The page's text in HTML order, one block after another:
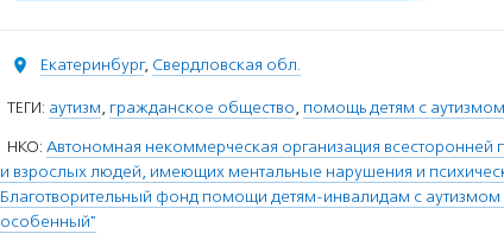
Екатеринбург, Свердловская обл.
ТЕГИ: аутизм, гражданское общество, помощь детям с аутизмом
НКО: Автономная некоммерческая организация
и взрослых людей, имеющих ментальные нарушения и
Благотворительный фонд помощи детям-инвалидам с
особенный"